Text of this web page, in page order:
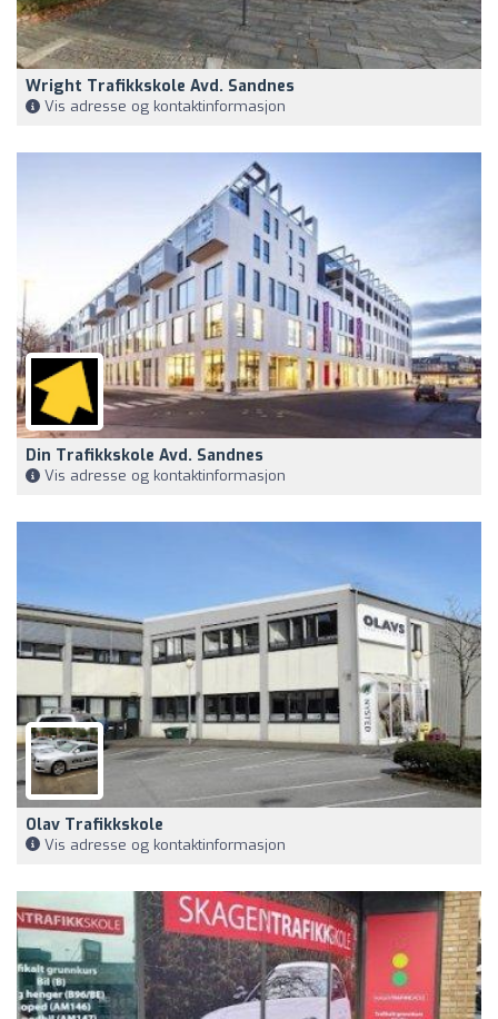
Wright Trafikkskole Avd. Sandnes
Vis adresse og kontaktinformasjon
Din Trafikkskole Avd. Sandnes
Vis adresse og kontaktinformasjon
Olav Trafikkskole
Vis adresse og kontaktinformasjon